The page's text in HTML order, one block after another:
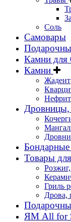
Соль
Самовары
Камни для
Камни
Жадеит
Нефрит
Дровницы,
Бондарные
Товары
Гриль
Дрова,
ЯМ All for